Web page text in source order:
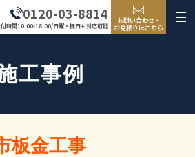
0120-03-8814
時間10:00-18:00/日曜・祝日も対応可能
お問い合わせ・
お見積りはこちら
工事例
板金工事